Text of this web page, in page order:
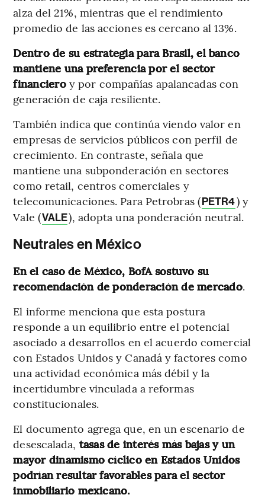
alza del 21%, mientras que el rendimiento
promedio de las acciones es cercano al 13%.
Dentro de su estrategia para Brasil, el banco
mantiene una preferencia por el sector
financieroy por compañías apalancadas con
generación de caja resiliente.
También indica que continúa viendo valor en
empresas de servicios públicos con perfil de
crecimiento. En contraste, señala que
mantiene una subponderación en sectores
como retail, centros comerciales y
telecomunicaciones. Para Petrobras (PETR4) y
Vale (VALE), adopta una ponderación neutral.
Neutrales en México
En el caso de México, BofA sostuvo su
recomendación de ponderación de mercado.
El informe menciona que esta postura
responde a un equilibrio entre el potencial
asociado a desarrollos en el acuerdo comercial
con Estados Unidos y Canadá y factores como
una actividad económica más débil y la
incertidumbre vinculada a reformas
constitucionales.
El documento agrega que, en un escenario de
desescalada, tasas de interés más bajas y un
mayor dinamismo cíclico en Estados Unidos
podrían resultar favorables para el sector
inmobiliario mexicano.